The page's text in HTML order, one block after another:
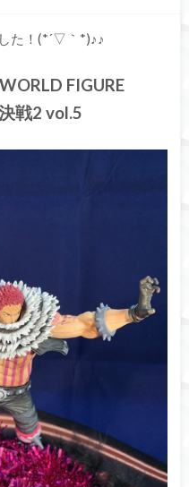
た！(*´▽｀*)♪♪
FIGURE
戦2 vol.5